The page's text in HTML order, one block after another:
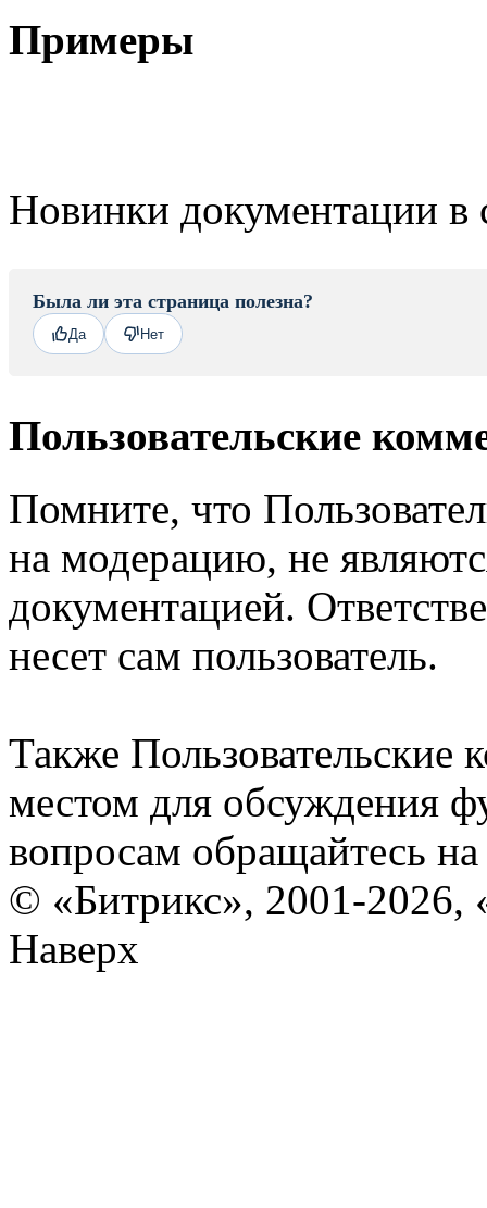
Примеры
Новинки документации в
Была ли эта страница полезна?
Да Нет
Пользовательские
Помните, что
на модерацию, не
документацией.
несет сам пользователь.
Также Пользовательские
местом для обсуждения
вопросам обращайтесь
© «Битрикс», 2001-2026,
Наверх